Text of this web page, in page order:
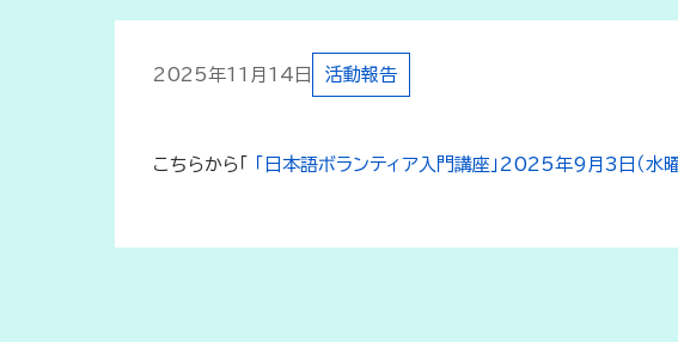
2025年11月14日 活動報告
こちらから「 「日本語ボランティア入門講座」2025年9月3日（水